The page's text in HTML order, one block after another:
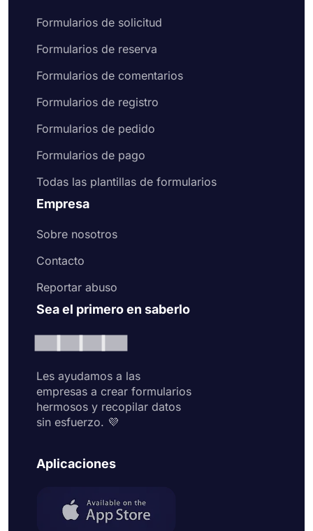
Formularios de solicitud
Formularios de reserva
Formularios de comentarios
Formularios de registro
Formularios de pedido
Formularios de pago
Todas las plantillas de formularios
Empresa
Sobre nosotros
Contacto
Reportar abuso
Sea el primero en saberlo
Les ayudamos a las
empresas a crear formularios
hermosos y recopilar datos
sin esfuerzo. 💜
Aplicaciones